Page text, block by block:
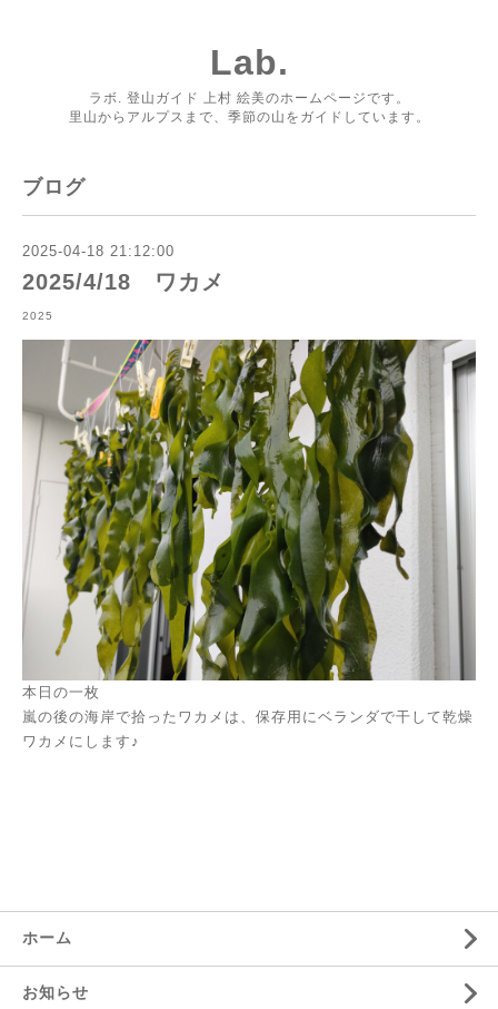
Lab.
ラボ. 登山ガイド 上村 絵美のホームページです。
里山からアルプスまで、季節の山をガイドしています。
ブログ
2025-04-18 21:12:00
2025/4/18 ワカメ
2025
本日の一枚
嵐の後の海岸で拾ったワカメは、保存用にベランダで干して乾燥
ワカメにします♪
ホーム
お知らせ